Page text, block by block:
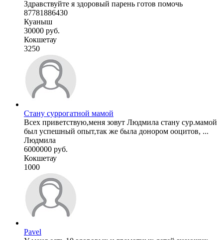
Здравствуйте я здоровый парень готов помочь
87781886430
Куаныш
30000 руб.
Кокшетау
3250
Стану суррогатной мамой
Всех приветствую,меня зовут Людмила стану сур.мамой
был успешный опыт,так же была донором ооцитов, ...
Людмила
6000000 руб.
Кокшетау
1000
Pavel